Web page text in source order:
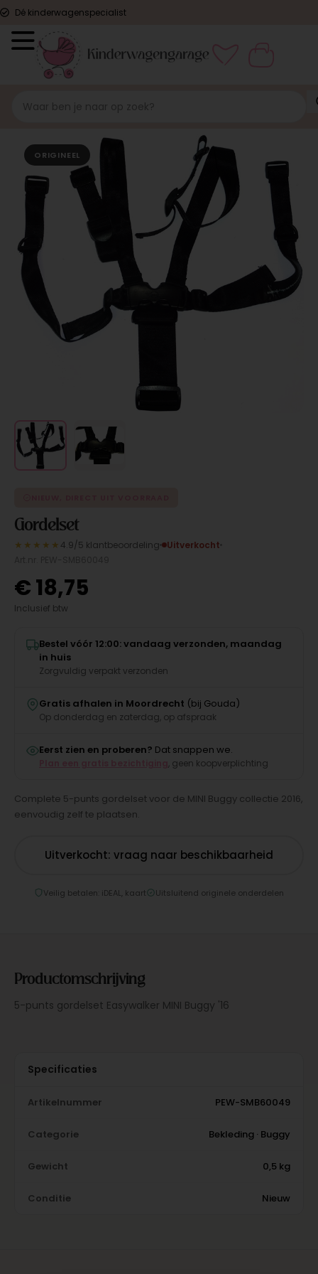
Dé kinderwagenspecialist
ORIGINEEL
Gordelset
★★★★★ 4.9/5 klantbeoordeling
Uitverkocht
€18,75
Inclusief btw
Bestel vóór 12:00: vandaag verzonden, maandag
in huis
Zorgvuldig verpakt verzonden
Gratis afhalen in Moordrecht (bij Gouda)
Op donderdag en zaterdag, op afspraak
Eerst zien en proberen? Dat snappen we.
, geen koopverplichting
Complete 5-punts gordelset voor de MINI Buggy collectie 2016,
eenvoudig zelf te plaatsen.
Uitverkocht: vraag naar beschikbaarheid
Veilig betalen: iDEAL, kaart Uitsluitend originele onderdelen
Productomschrijving
5-punts gordelset Easywalker MINI Buggy '16
Specificaties
Artikelnummer PEW-SMB60049
Categorie Bekleding · Buggy
Gewicht 0,5 kg
Conditie Nieuw